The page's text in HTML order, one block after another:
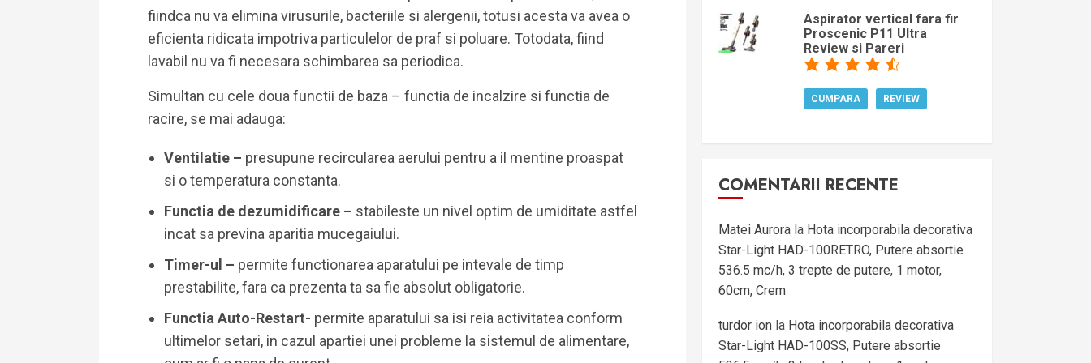
fiindca nu va elimina virusurile, bacteriile si alergenii, totusi acesta va avea o
eficienta ridicata impotriva particulelor de praf si poluare. Totodata, fiind
lavabil nu va fi necesara schimbarea sa periodica.
Simultan cu cele doua functii de baza – functia de incalzire si functia de
racire, se mai adauga:
Ventilatie – presupune recircularea aerului pentru a il mentine proaspat
si o temperatura constanta.
Functia de dezumidificare – stabileste un nivel optim de umiditate astfel
incat sa previna aparitia mucegaiului.
Timer-ul – permite functionarea aparatului pe intevale de timp
prestabilite, fara ca prezenta ta sa fie absolut obligatorie.
Functia Auto-Restart- permite aparatului sa isi reia activitatea conform
ultimelor setari, in cazul apartiei unei probleme la sistemul de alimentare,
Aspirator vertical fara fir
Proscenic P11 Ultra
Review si Pareri
CUMPARA REVIEW
COMENTARII RECENTE
Matei Aurora la Hota incorporabila decorativa
Star-Light HAD-100RETRO, Putere absortie
536.5 mc/h, 3 trepte de putere, 1 motor,
60cm, Crem
turdor ion la Hota incorporabila decorativa
Star-Light HAD-100SS, Putere absortie